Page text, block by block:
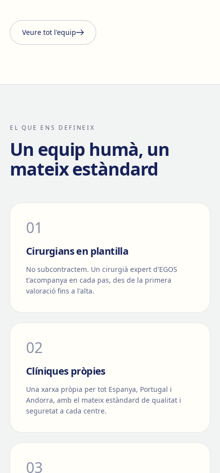
Veure tot l'equip
EL QUE ENS DEFINEIX
Un equip humà, un
mateix estàndard
01
Cirurgians en plantilla
No subcontractem. Un cirurgià expert d'EGOS
t'acompanya en cada pas, des de la primera
valoració fins a l'alta.
02
Clíniques pròpies
Una xarxa pròpia per tot Espanya, Portugal i
Andorra, amb el mateix estàndard de qualitat i
seguretat a cada centre.
03